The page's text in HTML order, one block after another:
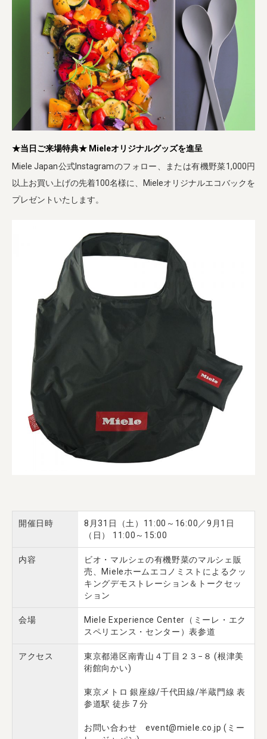
★当日ご来場特典★ Mieleオリジナルグッズを進呈
Miele Japan公式Instagramのフォロー、または有機野菜1,000円
以上お買い上げの先着100名様に、Mieleオリジナルエコバックを
プレゼントいたします。
開催日時
8月31日（土）11:00～16:00／9月1日
（日） 11:00～15:00
内容
ビオ・マルシェの有機野菜のマルシェ販
売、Mieleホームエコノミストによるクッ
キングデモストレーション＆トークセッ
ション
会場
Miele Experience Center（ミーレ・エク
スペリエンス・センター）表参道
アクセス
東京都港区南青山４丁目２３−８ (根津美
術館向かい)
東京メトロ 銀座線/千代田線/半蔵門線 表
参道駅 徒歩 7 分
お問い合わせ event@miele.co.jp (ミー